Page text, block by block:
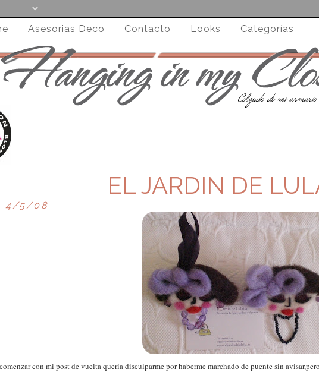
Asesorias Deco Contacto Looks Categorías
4/5/08
EL JARDIN DE
con mi post de vuelta quería disculparme por haberme marchado de puente sin